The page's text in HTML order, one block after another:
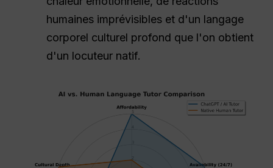
humaines imprévisibles et d'un langage
corporel culturel profond que l'on obtient
d'un locuteur natif.